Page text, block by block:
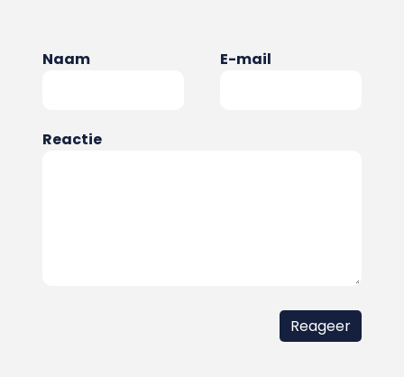
Naam E-mail
Reactie